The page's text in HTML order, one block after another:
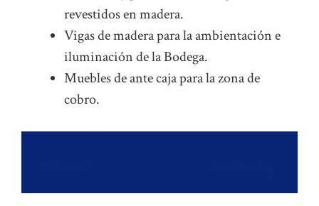
revestidos en madera.
Vigas de madera para la ambientación e
iluminación de la Bodega.
Muebles de ante caja para la zona de
cobro.